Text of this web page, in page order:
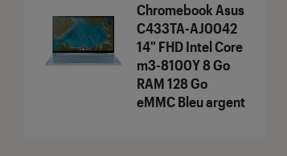
Chromebook Asus
C433TA-AJ0042
14" FHD Intel Core
m3-8100Y 8 Go
RAM 128 Go
eMMC Bleu argent